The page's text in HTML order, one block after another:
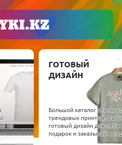
на
ГОТОВЫЙ
ДИЗАЙН
Большой каталог
трендовых принтов.
готовый дизайн для себя
подарок и заказывай в